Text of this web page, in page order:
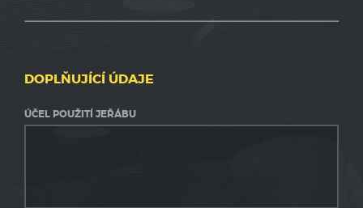
DOPLŇUJÍCÍ ÚDAJE
ÚČEL POUŽITÍ JEŘÁBU